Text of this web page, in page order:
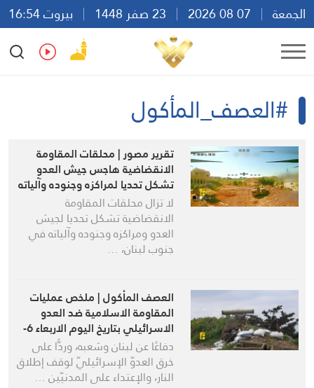
الجمعة
بيروت 16:54
Ar
En Fr Es
#العصف_المأكول
تقرير مصور | محلقات المقاومة
الانقضاضية هاجس جيش العدو
تشكل تحديا لمراكزه وجنوده وآلياته
في جنوب لبنان
لا تزال محلقات المقاومة
الانقضاضية تشكل تحديا لجيش
العدو ومراكزه وجنوده وآلياته في
جنوب لبنان، …
العصف المأكول | ملخص عمليات
المقاومة الاسلامية ضد العدو
الاسرائيلي بتاريخ اليوم الاربعاء 6-
5-2026
دفاعًا عن لبنان وشعبه، وردًّا على
خرق العدوّ الإسرائيليّ لوقف إطلاق
النار، والإعتداء على المدنيّين …